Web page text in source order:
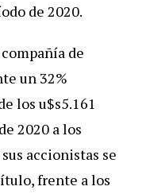
de 2020.
de
un 32%
los u$s5.161
2020 a los
accionistas se
frente a los